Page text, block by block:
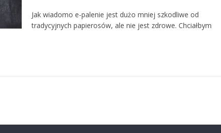
Jak wiadomo e-palenie jest dużo mniej szkodliwe od
tradycyjnych papierosów, ale nie jest zdrowe. Chciałbym